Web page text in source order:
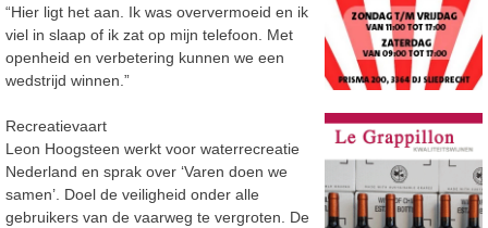
“Hier ligt het aan. Ik was oververmoeid en ik
viel in slaap of ik zat op mijn telefoon. Met
openheid en verbetering kunnen we een
wedstrijd winnen.”
Recreatievaart
Leon Hoogsteen werkt voor waterrecreatie
Nederland en sprak over ‘Varen doen we
samen’. Doel de veiligheid onder alle
gebruikers van de vaarweg te vergroten. De